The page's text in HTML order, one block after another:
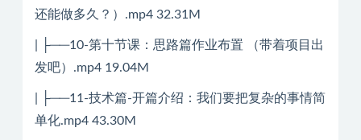
还能做多久？）.mp4 32.31M
| ├──10-第十节课：思路篇作业布置 （带着项目出
发吧）.mp4 19.04M
| ├──11-技术篇-开篇介绍：我们要把复杂的事情简
单化.mp4 43.30M